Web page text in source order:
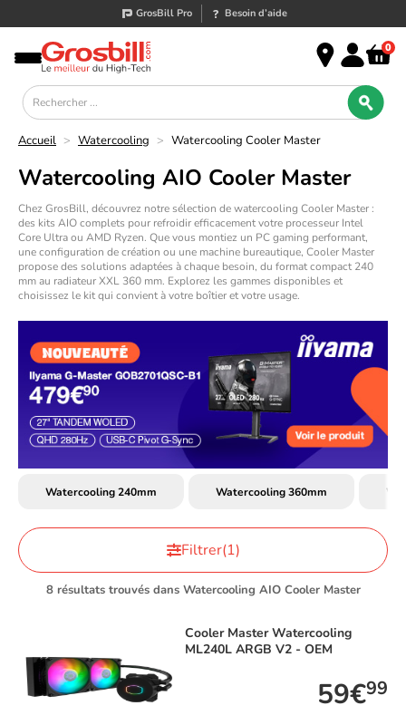
GrosBill Pro Besoin d’aide
0
Accueil > Watercooling > Watercooling Cooler Master
Watercooling AIO Cooler Master
Chez GrosBill, découvrez notre sélection dewatercooling Cooler Master :
des kits AIO complets pour refroidir efficacement votre processeur Intel
Core Ultra ou AMD Ryzen. Que vous montiez un PC gaming performant,
une configuration de création ou une machine bureautique, Cooler Master
propose des solutions adaptées à chaque besoin, du format compact 240
mm au radiateur XXL 360 mm. Explorez les gammes disponibles et
choisissez le kit qui convient à votre boîtier et votre usage.
Watercooling 240mm Watercooling 360mm
8 résultats trouvés dans Watercooling AIO Cooler Master
Filtrer(1)
Cooler MasterWatercooling
ML240L ARGB V2 - OEM
59€99